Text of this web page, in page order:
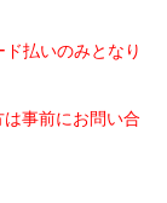
払いのみとなり
事前にお問い合